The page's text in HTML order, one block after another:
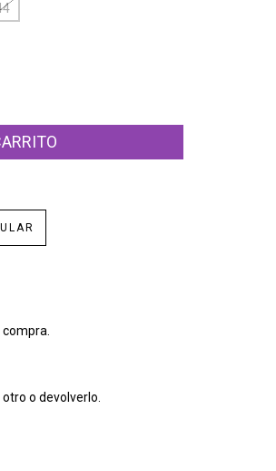
o devolverlo.